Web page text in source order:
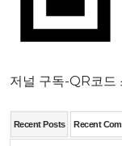
저널 구독-QR코드
Recent Posts Recent